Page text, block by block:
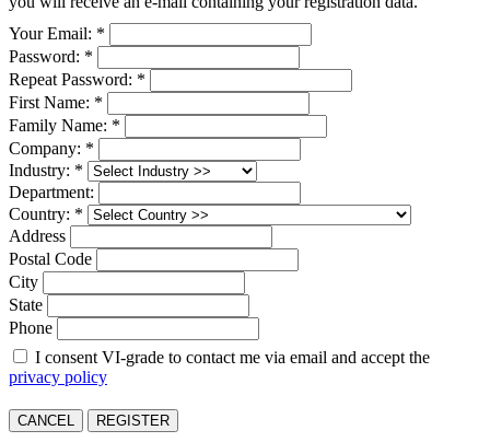
Your Email: *
Password: *
Repeat Password: *
First Name: *
Family Name: *
Company: *
Industry: *
Department:
Country: *
Address
Postal Code
City
State
Phone
I consent VI-grade to contact me via email and accept the
privacy policy
CANCEL REGISTER